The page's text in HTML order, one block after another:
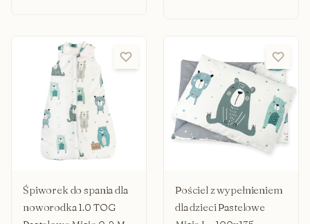
Śpiworek do spania dla
noworodka 1.0 TOG
Pościel z wypełnieniem
dla dzieci Pastelowe